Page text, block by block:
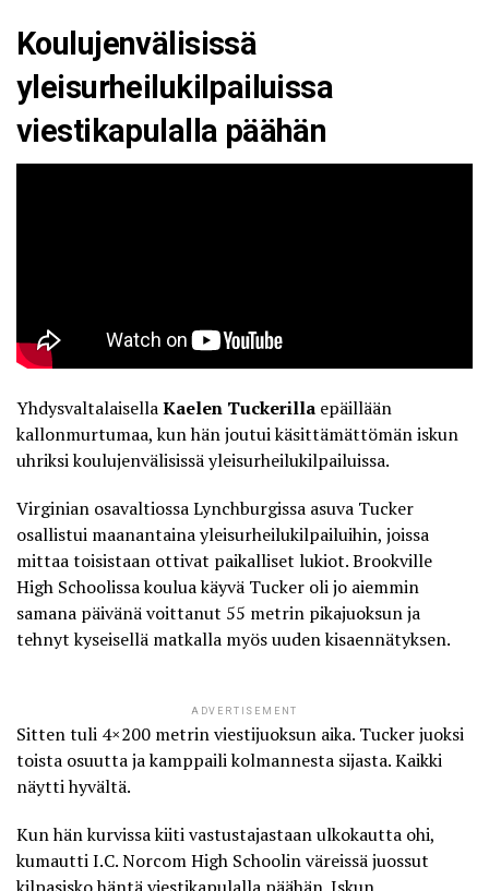
Koulujenvälisissä
yleisurheilukilpailuissa
viestikapulalla päähän
YhdysvaltalaisellaKaelen Tuckerilla epäillään
kallonmurtumaa, kun hän joutui käsittämättömän iskun
uhriksi koulujenvälisissä yleisurheilukilpailuissa.
Virginian osavaltiossa Lynchburgissa asuva Tucker
osallistui maanantaina yleisurheilukilpailuihin, joissa
mittaa toisistaan ottivat paikalliset lukiot. Brookville
High Schoolissa koulua käyvä Tucker oli jo aiemmin
samana päivänä voittanut 55 metrin pikajuoksun ja
tehnyt kyseisellä matkalla myös uuden kisaennätyksen.
ADVERTISEMENT
Sitten tuli 4×200 metrin viestijuoksun aika. Tucker juoksi
toista osuutta ja kamppaili kolmannesta sijasta. Kaikki
näytti hyvältä.
Kun hän kurvissa kiiti vastustajastaan ulkokautta ohi,
kumautti I.C. Norcom High Schoolin väreissä juossut